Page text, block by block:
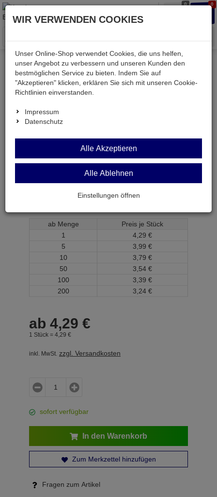
0 0
Menü
Weiter einkaufen Kessler electronic passiv
HA60151V4-1000U-A99
HA60151V4-1000U-
A99
Lüfter 60x60x15mm 12V= 21,57m³/h 14,5dBA
2200U/min
ab Menge
Preis je Stück
1
4, 29 €
5
3, 99 €
10
3, 79 €
50
3, 54 €
100
3, 39 €
200
3, 24 €
ab 4,29 €
1 Stück = 4, 29 €
inkl. MwSt. zzgl. Versandkosten
sofort verfügbar
In den Warenkorb
Zum Merkzettel hinzufügen
Fragen zum Artikel
WIR VERWENDEN COOKIES
Unser Online-Shop verwendet Cookies, die uns helfen,
unser Angebot zu verbessern und unseren Kunden den
bestmöglichen Service zu bieten. Indem Sie auf
"Akzeptieren" klicken, erklären Sie sich mit unseren Cookie-
Richtlinien einverstanden.
Impressum
Datenschutz
Alle Akzeptieren
Alle Ablehnen
Einstellungen öffnen